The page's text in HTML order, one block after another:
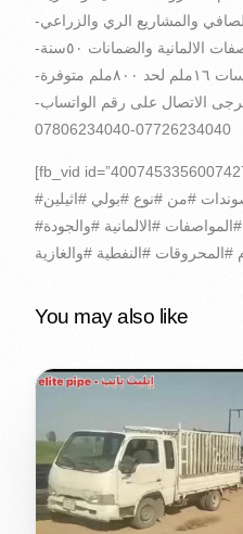
والمشاريع الري والزراعي
الالمانية والضمانات ٥٠سنة
٨٠٠ملم متوفرة
الاتصال على رقم الواتساب
07806234040-07726234040
[fb_vid
#لأول #مرة #انابيب #والصوندات #من #نوع #بولي #اثيلين #HDPE
#يتكون #من #ثلاث #طبقات #ذات #المواصفات #الالمانية #والجودة
#المحروقات #النفطية #والغازية
You may also like